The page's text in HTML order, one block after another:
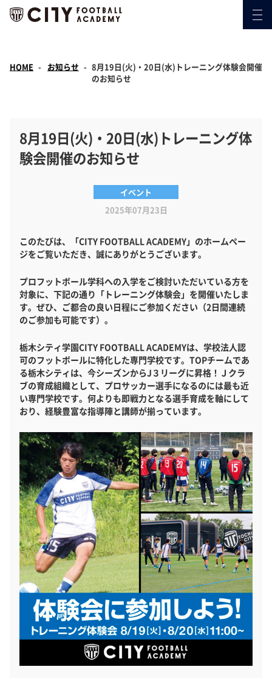
HOME お知らせ
8月19日(火)・20日(水)トレーニング体験会開催
のお知らせ
8月19日(火)・20日(水)トレーニング体
験会開催のお知らせ
イベント
2025年07月23日
このたびは、「CITY FOOTBALL ACADEMY」のホームペー
ジをご覧いただき、誠にありがとうございます。
プロフットボール学科への入学をご検討いただいている方を
対象に、下記の通り「トレーニング体験会」を開催いたしま
す。ぜひ、ご都合の良い日程にご参加ください（2日間連続
のご参加も可能です）。
栃木シティ学園CITY FOOTBALL ACADEMYは、学校法人認
可のフットボールに特化した専門学校です。TOPチームであ
る栃木シティは、今シーズンからJ３リーグに昇格！Ｊクラ
ブの育成組織として、プロサッカー選手になるのには最も近
い専門学校です。何よりも即戦力となる選手育成を軸にして
おり、経験豊富な指導陣と講師が揃っています。